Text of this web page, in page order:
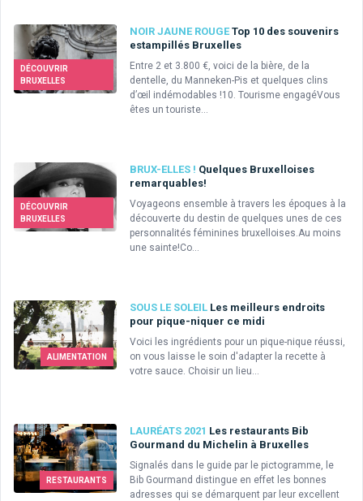
DÉCOUVRIR
BRUXELLES
NOIR JAUNE ROUGE Top 10 des souvenirs
estampillés Bruxelles
Entre 2 et 3.800 €, voici de la bière, de la
dentelle, du Manneken-Pis et quelques clins
d’œil indémodables !10. Tourisme engagéVous
êtes un touriste...
DÉCOUVRIR
BRUXELLES
BRUX-ELLES ! Quelques Bruxelloises
remarquables!
Voyageons ensemble à travers les époques à la
découverte du destin de quelques unes de ces
personnalités féminines bruxelloises.Au moins
une sainte!Co...
ALIMENTATION
SOUS LE SOLEIL Les meilleurs endroits
pour pique-niquer ce midi
Voici les ingrédients pour un pique-nique réussi,
on vous laisse le soin d'adapter la recette à
votre sauce. Choisir un lieu...
RESTAURANTS
LAURÉATS 2021 Les restaurants Bib
Gourmand du Michelin à Bruxelles
Signalés dans le guide par le pictogramme, le
Bib Gourmand distingue en effet les bonnes
adresses qui se démarquent par leur excellent